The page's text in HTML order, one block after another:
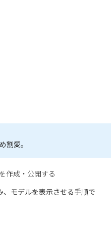
割愛。
作成・公開する
モデルを表示させる手順で